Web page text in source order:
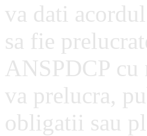
va dati
sa fie
ANSPDCP
va prelucra,
obligatii sau